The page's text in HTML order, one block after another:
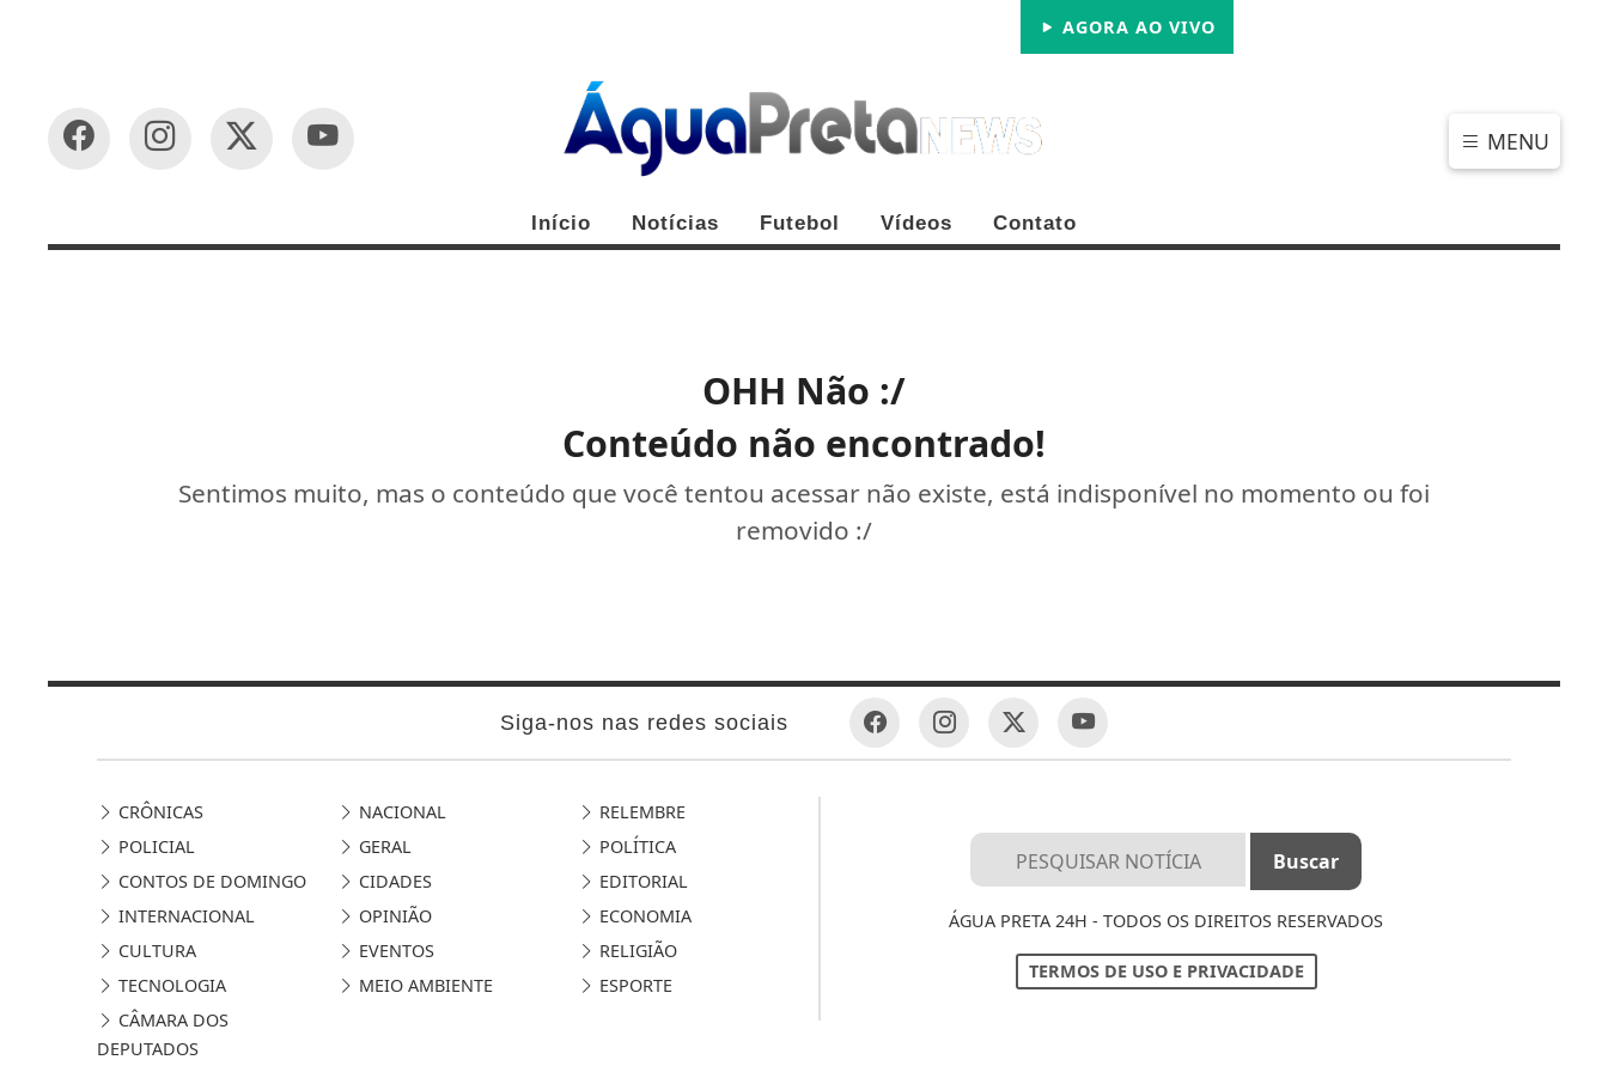
AGORA AO VIVO
MENU
Início Notícias Futebol Vídeos Contato
OHH Não :/
Conteúdo não encontrado!
Sentimos muito, mas o conteúdo que você tentou acessar não existe, está indisponível no momento ou foi
removido :/
Siga-nos nas redes sociais
CRÔNICAS NACIONAL
RELEMBRE
POLICIAL
GERAL
POLÍTICA
CONTOS DE DOMINGO
CIDADES
EDITORIAL
INTERNACIONAL
OPINIÃO
ECONOMIA
CULTURA
EVENTOS
RELIGIÃO
TECNOLOGIA
MEIO AMBIENTE
ESPORTE
CÂMARA DOS
DEPUTADOS
ÁGUA PRETA 24H - TODOS OS DIREITOS RESERVADOS
TERMOS DE USO E PRIVACIDADE